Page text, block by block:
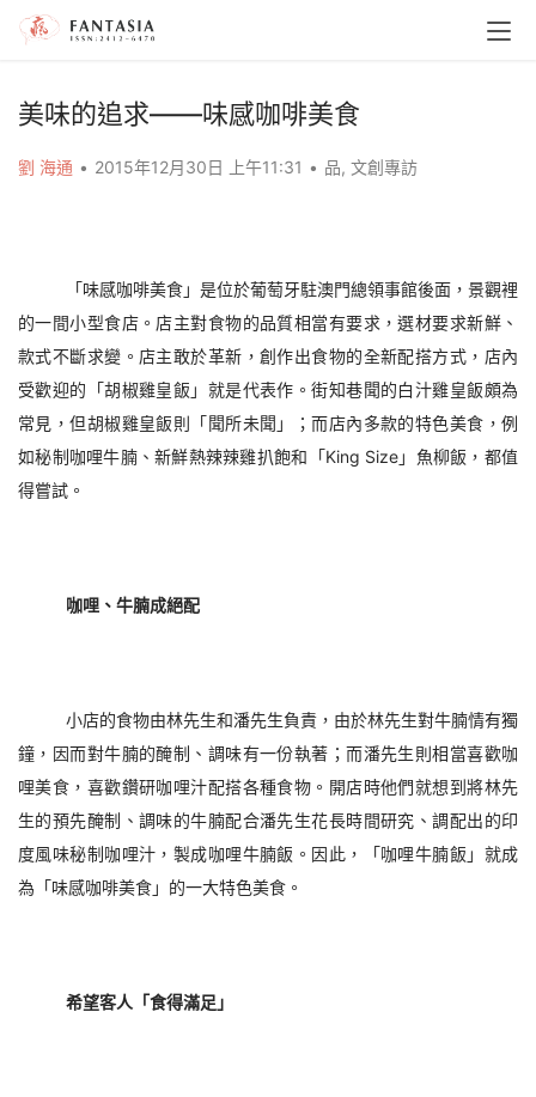
美味的追求——味感咖啡美食
劉 海通 • 2015年12月30日 上午11:31 • 品, 文創專訪
「味感咖啡美食」是位於葡萄牙駐澳門總領事館後面，景觀裡
的一間小型食店。店主對食物的品質相當有要求，選材要求新鮮、
款式不斷求變。店主敢於革新，創作出食物的全新配搭方式，店內
受歡迎的「胡椒雞皇飯」就是代表作。街知巷聞的白汁雞皇飯頗為
常見，但胡椒雞皇飯則「聞所未聞」；而店內多款的特色美食，例
如秘制咖哩牛腩、新鮮熱辣辣雞扒飽和「King Size」魚柳飯，都值
得嘗試。
咖哩、牛腩成絕配
小店的食物由林先生和潘先生負責，由於林先生對牛腩情有獨
鐘，因而對牛腩的醃制、調味有一份執著；而潘先生則相當喜歡咖
哩美食，喜歡鑽研咖哩汁配搭各種食物。開店時他們就想到將林先
生的預先醃制、調味的牛腩配合潘先生花長時間研究、調配出的印
度風味秘制咖哩汁，製成咖哩牛腩飯。因此，「咖哩牛腩飯」就成
為「味感咖啡美食」的一大特色美食。
希望客人「食得滿足」